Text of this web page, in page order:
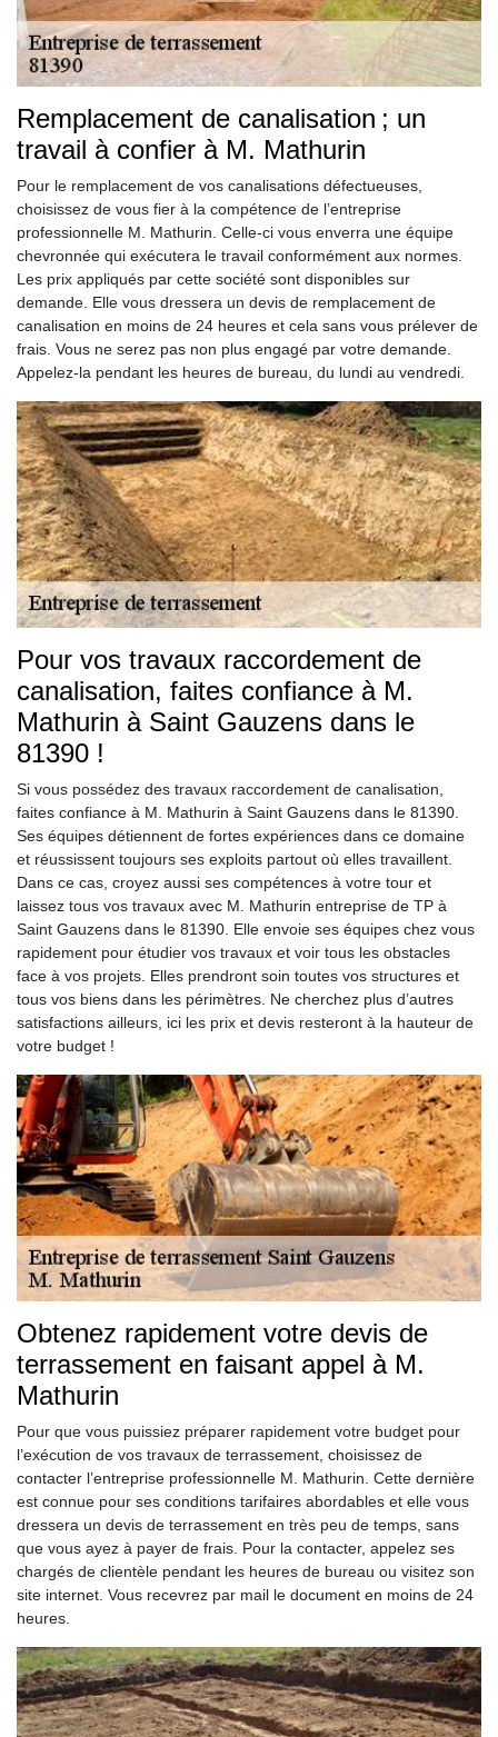
Remplacement de canalisation ; un
travail à confier à M. Mathurin
Pour le remplacement de vos canalisations défectueuses,
choisissez de vous fier à la compétence de l’entreprise
professionnelle M. Mathurin. Celle-ci vous enverra une équipe
chevronnée qui exécutera le travail conformément aux normes.
Les prix appliqués par cette société sont disponibles sur
demande. Elle vous dressera un devis de remplacement de
canalisation en moins de 24 heures et cela sans vous prélever de
frais. Vous ne serez pas non plus engagé par votre demande.
Appelez-la pendant les heures de bureau, du lundi au vendredi.
Pour vos travaux raccordement de
canalisation, faites confiance à M.
Mathurin à Saint Gauzens dans le
81390 !
Si vous possédez des travaux raccordement de canalisation,
faites confiance à M. Mathurin à Saint Gauzens dans le 81390.
Ses équipes détiennent de fortes expériences dans ce domaine
et réussissent toujours ses exploits partout où elles travaillent.
Dans ce cas, croyez aussi ses compétences à votre tour et
laissez tous vos travaux avec M. Mathurin entreprise de TP à
Saint Gauzens dans le 81390. Elle envoie ses équipes chez vous
rapidement pour étudier vos travaux et voir tous les obstacles
face à vos projets. Elles prendront soin toutes vos structures et
tous vos biens dans les périmètres. Ne cherchez plus d’autres
satisfactions ailleurs, ici les prix et devis resteront à la hauteur de
votre budget !
Obtenez rapidement votre devis de
terrassement en faisant appel à M.
Mathurin
Pour que vous puissiez préparer rapidement votre budget pour
l’exécution de vos travaux de terrassement, choisissez de
contacter l’entreprise professionnelle M. Mathurin. Cette dernière
est connue pour ses conditions tarifaires abordables et elle vous
dressera un devis de terrassement en très peu de temps, sans
que vous ayez à payer de frais. Pour la contacter, appelez ses
chargés de clientèle pendant les heures de bureau ou visitez son
site internet. Vous recevrez par mail le document en moins de 24
heures.